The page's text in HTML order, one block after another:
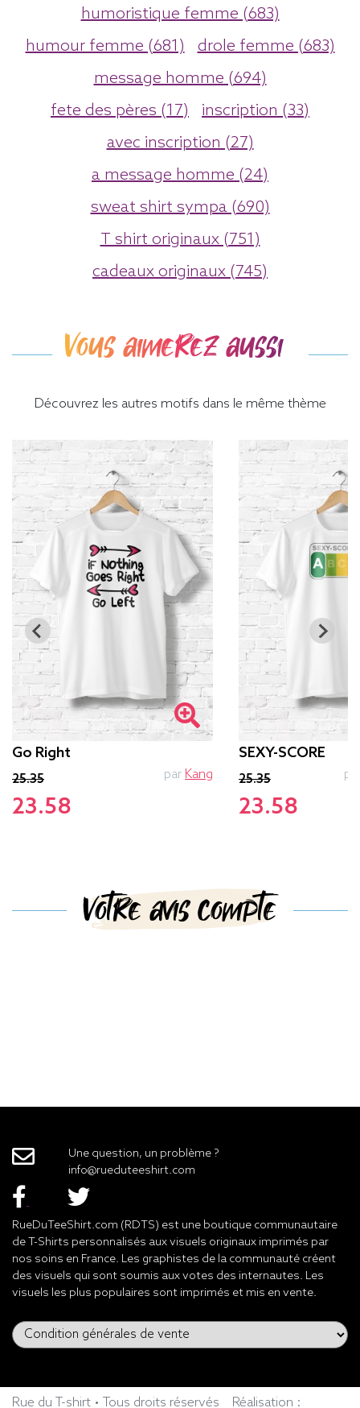
humoristique femme (683)
humour femme (681)
drole femme (683)
message homme (694)
fete des pères (17)
inscription (33)
avec inscription (27)
a message homme (24)
sweat shirt sympa (690)
T shirt originaux (751)
cadeaux originaux (745)
Vous aimerez aussi
Découvrez les autres motifs dans le même thème
Go Right
25.35
23.58
par Kang
SEXY-SCORE
25.35
23.58
Votre avis compte
Une question, un problème ?
info@rueduteeshirt.com
RueDuTeeShirt.com (RDTS) est une boutique communautaire
de T-Shirts personnalisés aux visuels originaux imprimés par
nos soins en France. Les graphistes de la communauté créent
des visuels qui sont soumis aux votes des internautes. Les
visuels les plus populaires sont imprimés et mis en vente.
Rue du T-shirt • Tous droits réservés Réalisation :